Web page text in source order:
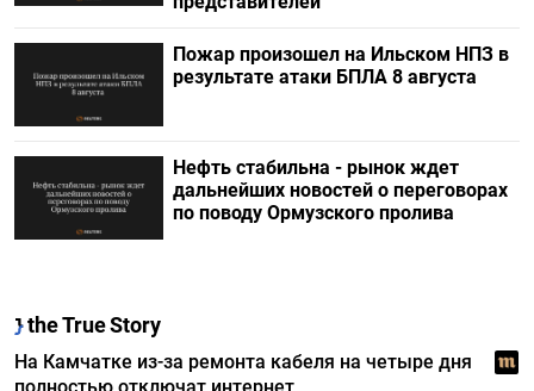
Пожар произошел на Ильском НПЗ в
результате атаки БПЛА 8 августа
Нефть стабильна - рынок ждет
дальнейших новостей о переговорах
по поводу Ормузского пролива